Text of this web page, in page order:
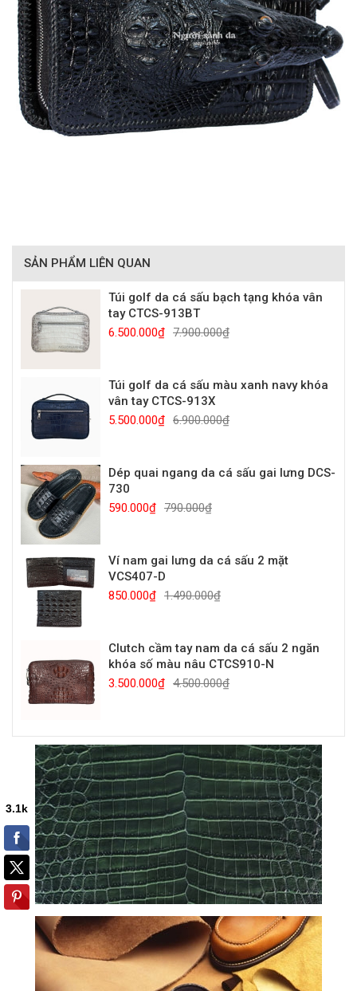
SẢN PHẨM LIÊN QUAN
Túi golf da cá sấu bạch tạng khóa vân
tay CTCS-913BT
6.500.000₫ 7.900.000₫
Túi golf da cá sấu màu xanh navy khóa
vân tay CTCS-913X
5.500.000₫ 6.900.000₫
Dép quai ngang da cá sấu gai lưng DCS-
730
590.000₫ 790.000₫
Ví nam gai lưng da cá sấu 2 mặt
VCS407-D
850.000₫ 1.490.000₫
Clutch cầm tay nam da cá sấu 2 ngăn
khóa số màu nâu CTCS910-N
3.500.000₫ 4.500.000₫